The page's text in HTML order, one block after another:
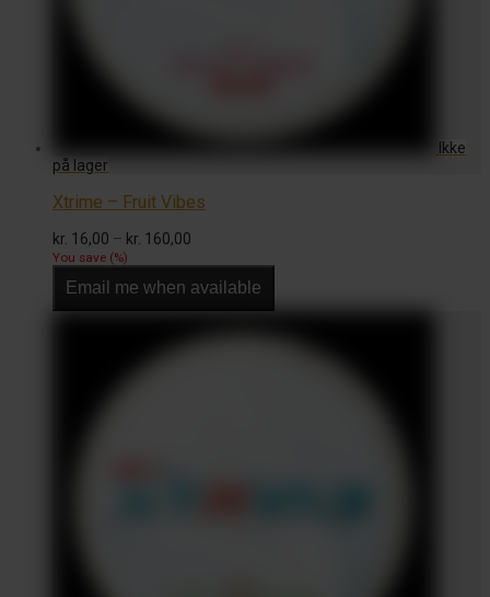
Xtrime – Fruit Vibes
kr. 16,00 – kr. 160,00
kr. 160,00
You save (%)
Email me when available